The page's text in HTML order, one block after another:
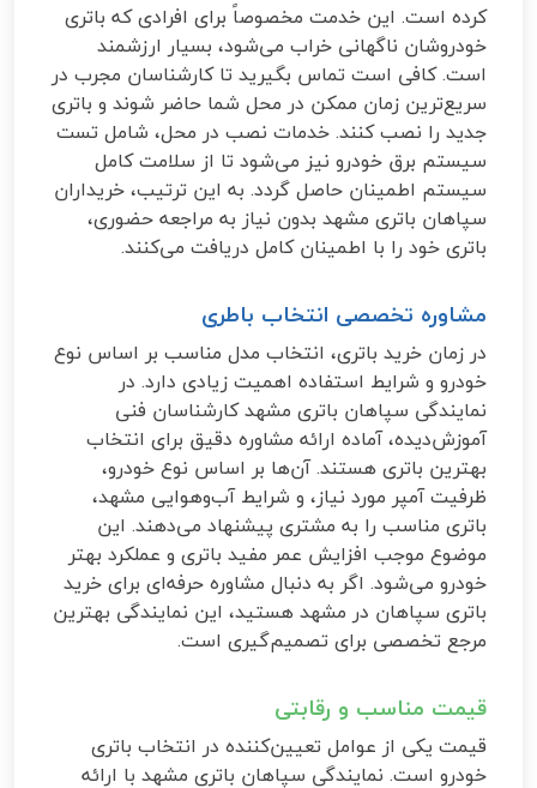
کرده است. این خدمت مخصوصاً برای افرادی که باتری
خودروشان ناگهانی خراب می‌شود، بسیار ارزشمند
است. کافی است تماس بگیرید تا کارشناسان مجرب در
سریع‌ترین زمان ممکن در محل شما حاضر شوند و باتری
جدید را نصب کنند. خدمات نصب در محل، شامل تست
سیستم برق خودرو نیز می‌شود تا از سلامت کامل
سیستم اطمینان حاصل گردد. به این ترتیب، خریداران
سپاهان باتری مشهد بدون نیاز به مراجعه حضوری،
باتری خود را با اطمینان کامل دریافت می‌کنند.
مشاوره تخصصی انتخاب باطری
در زمان خرید باتری، انتخاب مدل مناسب بر اساس نوع
خودرو و شرایط استفاده اهمیت زیادی دارد. در
نمایندگی سپاهان باتری مشهد کارشناسان فنی
آموزش‌دیده، آماده ارائه مشاوره دقیق برای انتخاب
بهترین باتری هستند. آن‌ها بر اساس نوع خودرو،
ظرفیت آمپر مورد نیاز، و شرایط آب‌و‌هوایی مشهد،
باتری مناسب را به مشتری پیشنهاد می‌دهند. این
موضوع موجب افزایش عمر مفید باتری و عملکرد بهتر
خودرو می‌شود. اگر به دنبال مشاوره حرفه‌ای برای خرید
باتری سپاهان در مشهد هستید، این نمایندگی بهترین
مرجع تخصصی برای تصمیم‌گیری است.
قیمت مناسب و رقابتی
قیمت یکی از عوامل تعیین‌کننده در انتخاب باتری
خودرو است. نمایندگی سپاهان باتری مشهد با ارائه